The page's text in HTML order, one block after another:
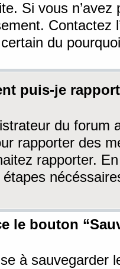
Si vous
Contactez
certain du
puis-je
du forum
rapporter des
rapporter.
le bouton
à sauvegarder